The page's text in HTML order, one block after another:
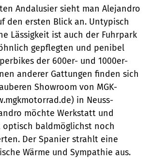
Andalusier sieht man Alejandro
den ersten Blick an. Untypisch
Lässigkeit ist auch der Fuhrpark
gepflegten und penibel
der 600er- und 1000er-
anderer Gattungen finden sich
Showroom von MGK-
in Neuss-
möchte Werkstatt und
optisch baldmöglichst noch
Der Spanier strahlt eine
Wärme und Sympathie aus.